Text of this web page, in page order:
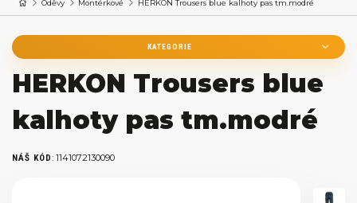
Oděvy Montérkové HERKON Trousers blue kalhoty pas tm.modré
KATEGORIE
HERKON Trousers blue
kalhoty pas tm.modré
NÁŠ KÓD: 1141072130090